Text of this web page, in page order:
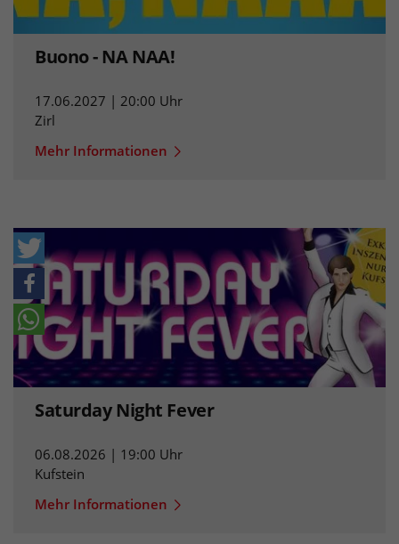
Buono - NA NAA!
17.06.2027 | 20:00 Uhr
Zirl
Mehr Informationen
Saturday Night Fever
06.08.2026 | 19:00 Uhr
Kufstein
Mehr Informationen